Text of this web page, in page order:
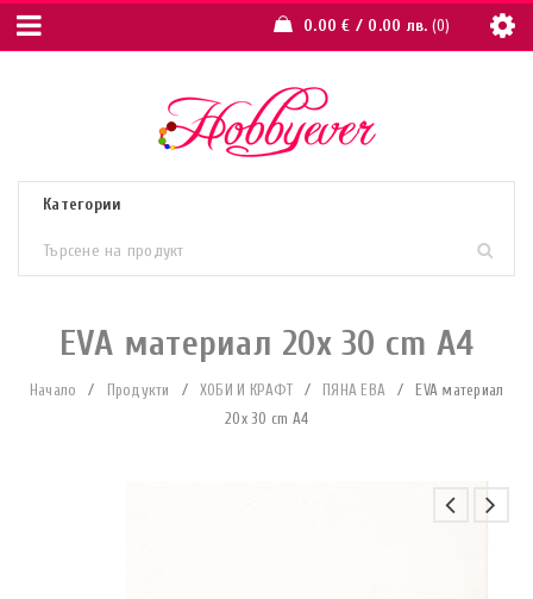
0.00€ / 0.00 лв. 0
EVA материал 20x 30 cm A4
Начало / Продукти / ХОБИ И КРАФТ / ПЯНА ЕВА /
EVA материал
20x 30 cm A4